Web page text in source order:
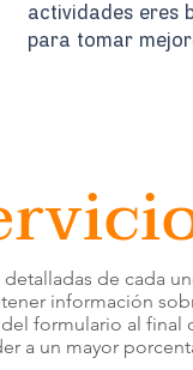
actividades eres
para tomar
de cada
información
formulario al final
a un mayor